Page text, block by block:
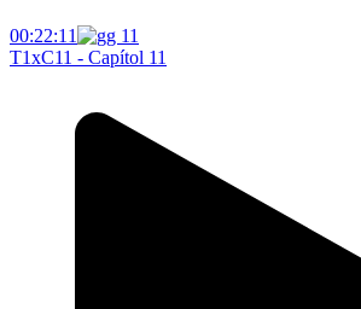
00:22:11
T1xC11 - Capítol 11